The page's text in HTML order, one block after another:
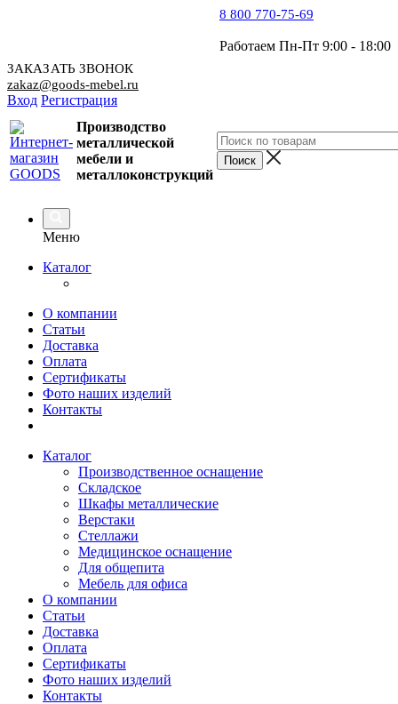
8 800 770-75-69
Работаем Пн-Пт 9:00 - 18:00
ЗАКАЗАТЬ ЗВОНОК
zakaz@goods-mebel.ru
Вход Регистрация
Производство
металлической
мебели и
металлоконструкций
Меню
Каталог
О компании
Статьи
Доставка
Оплата
Сертификаты
Фото наших изделий
Контакты
Каталог
Производственное оснащение
Складское
Шкафы металлические
Верстаки
Стеллажи
Медицинское оснащение
Для общепита
Мебель для офиса
О компании
Статьи
Доставка
Оплата
Сертификаты
Фото наших изделий
Контакты